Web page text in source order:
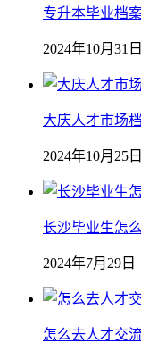
专升本毕业档
2024年10月31日
大庆人才市场
2024年10月25日
长沙毕业生怎
2024年7月29日
怎么去人才交